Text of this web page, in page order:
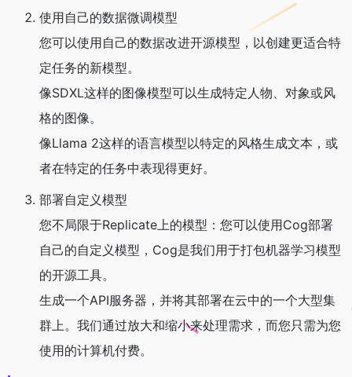
使用自己的数据微调模型
您可以使用自己的数据改进开源模型，以创建更适合特
定任务的新模型。
像SDXL这样的图像模型可以生成特定人物、对象或风
格的图像。
像Llama 2这样的语言模型以特定的风格生成文本，或
者在特定的任务中表现得更好。
部署自定义模型
您不局限于Replicate上的模型：您可以使用Cog部署
自己的自定义模型，Cog是我们用于打包机器学习模型
的开源工具。
生成一个API服务器，并将其部署在云中的一个大型集
群上。我们通过放大和缩小来处理需求，而您只需为您
使用的计算机付费。